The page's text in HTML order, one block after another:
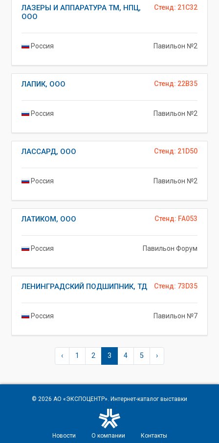
Стенд: 21C32
ЛАЗЕРЫ И АППАРАТУРА ТМ, НПЦ,
ООО
Россия Павильон №2
Стенд: 22B35
ЛАПИК, ООО
Россия Павильон №2
Стенд: 21D50
ЛАССАРД, ООО
Россия Павильон №2
Стенд: FA053
ЛАТИКОМ, ООО
Россия Павильон Форум
Стенд: 73D35
ЛЕНИНГРАДСКИЙ ПОДШИПНИК, ТД
Россия Павильон №7
‹ 1 2 3 4 5 ›
© 2026 АО «ЭКСПОЦЕНТР». Интернет-каталог выставки
Новости О компании Контакты